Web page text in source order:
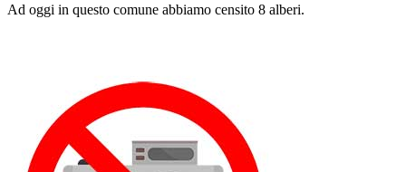
Ad oggi in questo comune abbiamo censito 8 alberi.